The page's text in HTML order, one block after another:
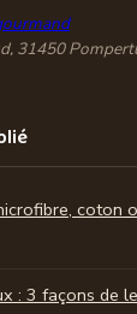
31450
coton
: 3 façons de